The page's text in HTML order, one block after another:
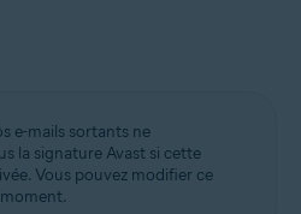
e-mails sortants ne
la signature Avast si cette
Vous pouvez modifier ce